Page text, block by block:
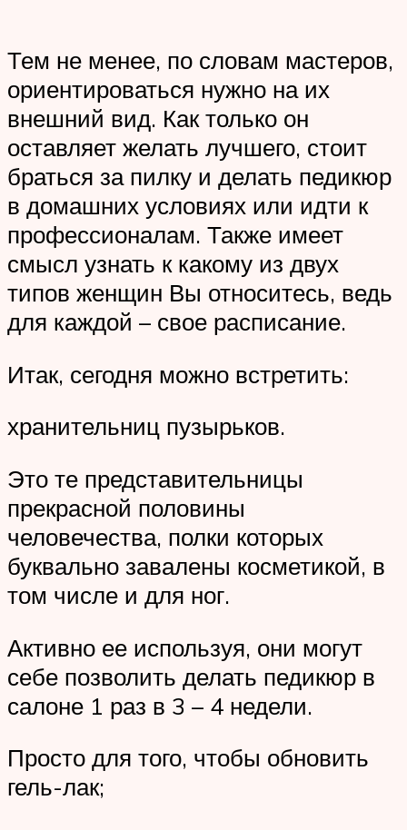
Тем не менее, по словам мастеров,
ориентироваться нужно на их
внешний вид. Как только он
оставляет желать лучшего, стоит
браться за пилку и делать педикюр
в домашних условиях или идти к
профессионалам. Также имеет
смысл узнать к какому из двух
типов женщин Вы относитесь, ведь
для каждой – свое расписание.
Итак, сегодня можно встретить:
хранительниц пузырьков.
Это те представительницы
прекрасной половины
человечества, полки которых
буквально завалены косметикой, в
том числе и для ног.
Активно ее используя, они могут
себе позволить делать педикюр в
салоне 1 раз в 3 – 4 недели.
Просто для того, чтобы обновить
гель-лак;